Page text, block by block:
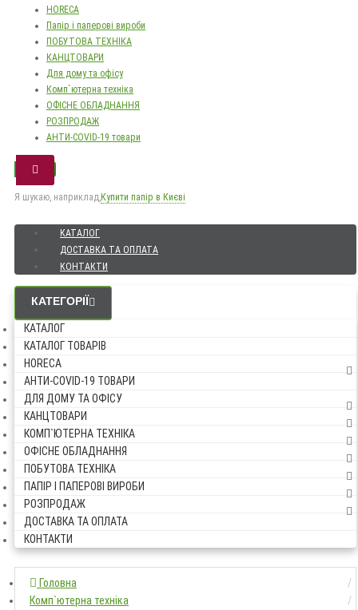
HORECA
Папір і паперові вироби
ПОБУТОВА ТЕХНІКА
КАНЦТОВАРИ
Для дому та офісу
Комп`ютерна техніка
ОФІСНЕ ОБЛАДНАННЯ
РОЗПРОДАЖ
АНТИ-COVID-19 товари
Я шукаю, наприклад, Купити папір в Києві
КАТАЛОГ
ДОСТАВКА ТА ОПЛАТА
КОНТАКТИ
КАТЕГОРІЇ
КАТАЛОГ
КАТАЛОГ ТОВАРІВ
HORECA
АНТИ-COVID-19 ТОВАРИ
ДЛЯ ДОМУ ТА ОФІСУ
КАНЦТОВАРИ
КОМП`ЮТЕРНА ТЕХНІКА
ОФІСНЕ ОБЛАДНАННЯ
ПОБУТОВА ТЕХНІКА
ПАПІР І ПАПЕРОВІ ВИРОБИ
РОЗПРОДАЖ
ДОСТАВКА ТА ОПЛАТА
КОНТАКТИ
Головна
Комп`ютерна техніка